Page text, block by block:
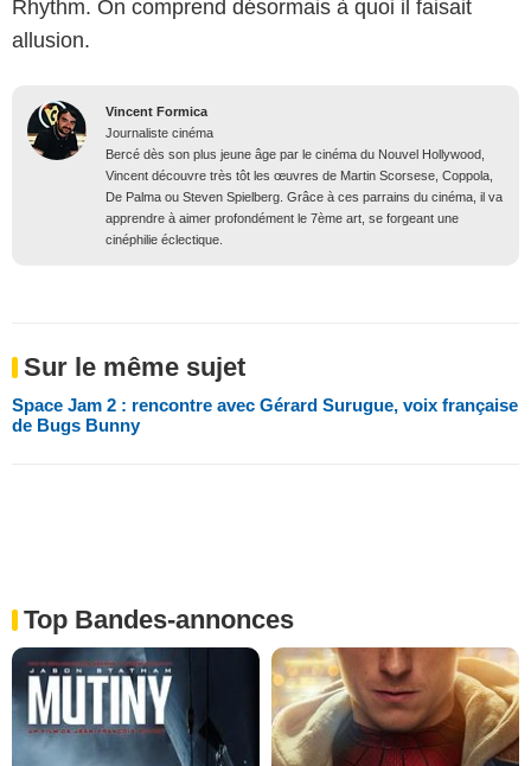
Rhythm. On comprend désormais à quoi il faisait
allusion.
Vincent Formica
Journaliste cinéma
Bercé dès son plus jeune âge par le cinéma du Nouvel Hollywood,
Vincent découvre très tôt les œuvres de Martin Scorsese, Coppola,
De Palma ou Steven Spielberg. Grâce à ces parrains du cinéma, il va
apprendre à aimer profondément le 7ème art, se forgeant une
cinéphilie éclectique.
Sur le même sujet
Space Jam 2 : rencontre avec Gérard Surugue, voix française
de Bugs Bunny
Top Bandes-annonces